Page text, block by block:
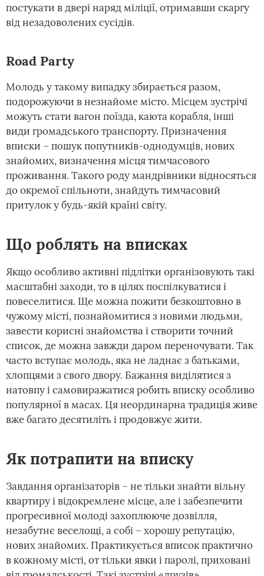
постукати в двері наряд міліції, отримавши скаргу
від незадоволених сусідів.
Road Party
Молодь у такому випадку збирається разом,
подорожуючи в незнайоме місто. Місцем зустрічі
можуть стати вагон поїзда, каюта корабля, інші
види громадського транспорту. Призначення
вписки – пошук попутників-однодумців, нових
знайомих, визначення місця тимчасового
проживання. Такого роду мандрівники відносяться
до окремої спільноти, знайдуть тимчасовий
притулок у будь-якій країні світу.
Що роблять на вписках
Якщо особливо активні підлітки організовують такі
масштабні заходи, то в цілях поспілкуватися і
повеселитися. Ще можна пожити безкоштовно в
чужому місті, познайомитися з новими людьми,
завести корисні знайомства і створити точний
список, де можна завжди даром переночувати. Так
часто вступає молодь, яка не ладнає з батьками,
хлопцями з свого двору. Бажання виділятися з
натовпу і самовиражатися робить вписку особливо
популярної в масах. Ця неординарна традиція живе
вже багато десятиліть і продовжує жити.
Як потрапити на вписку
Завдання організаторів – не тільки знайти вільну
квартиру і відокремлене місце, але і забезпечити
прогресивної молоді захоплююче дозвілля,
незабутнє веселощі, а собі – хорошу репутацію,
нових знайомих. Практикується вписок практично
в кожному місті, от тільки явки і паролі, приховані